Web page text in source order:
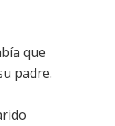
que
padre.